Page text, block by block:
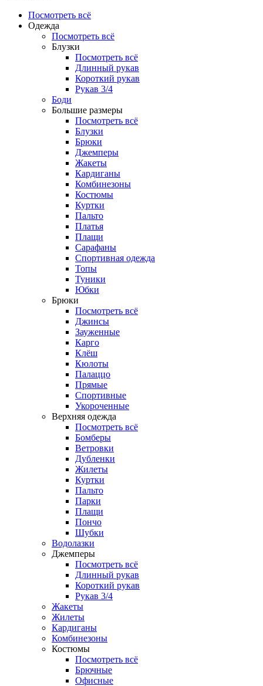
Посмотреть всё
Одежда
Посмотреть всё
Блузки
Посмотреть всё
Длинный рукав
Короткий рукав
Рукав 3/4
Боди
Большие размеры
Посмотреть всё
Блузки
Брюки
Джемперы
Жакеты
Кардиганы
Комбинезоны
Костюмы
Куртки
Пальто
Платья
Плащи
Сарафаны
Спортивная одежда
Топы
Туники
Юбки
Брюки
Посмотреть всё
Джинсы
Зауженные
Карго
Клёш
Кюлоты
Палаццо
Прямые
Спортивные
Укороченные
Верхняя одежда
Посмотреть всё
Бомберы
Ветровки
Дубленки
Жилеты
Куртки
Пальто
Парки
Плащи
Пончо
Шубки
Водолазки
Джемперы
Посмотреть всё
Длинный рукав
Короткий рукав
Рукав 3/4
Жакеты
Жилеты
Кардиганы
Комбинезоны
Костюмы
Посмотреть всё
Брючные
Офисные